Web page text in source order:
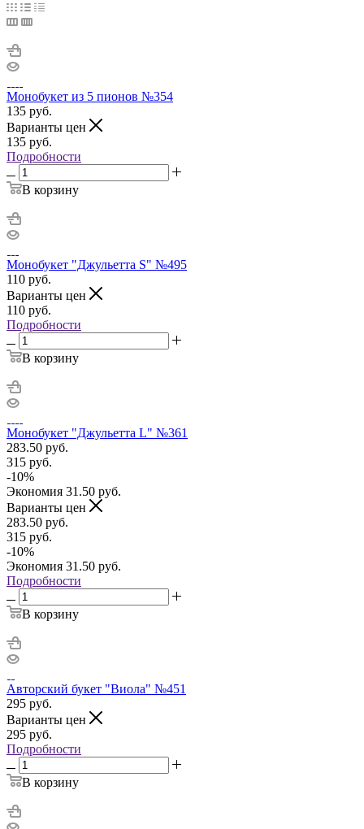
Монобукет из 5 пионов №354
135 руб.
Варианты цен
135 руб.
Подробности
В корзину
Монобукет "Джульетта S" №495
110 руб.
Варианты цен
110 руб.
Подробности
В корзину
Монобукет "Джульетта L" №361
283.50 руб.
315 руб.
-10%
Экономия 31.50 руб.
Варианты цен
283.50 руб.
315 руб.
-10%
Экономия 31.50 руб.
Подробности
В корзину
Авторский букет "Виола" №451
295 руб.
Варианты цен
295 руб.
Подробности
В корзину